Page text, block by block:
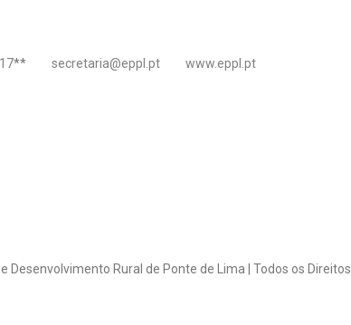
** secretaria@eppl.pt
www.eppl.pt
Rural de Ponte de Lima | Todos os Direitos